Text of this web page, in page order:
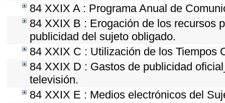
84 XXIX A : Programa Anual de
84 XXIX B : Erogación de los recursos
publicidad del sujeto obligado.
84 XXIX C : Utilización de los Tiempos
84 XXIX D : Gastos de publicidad
televisión.
84 XXIX E : Medios electrónicos del